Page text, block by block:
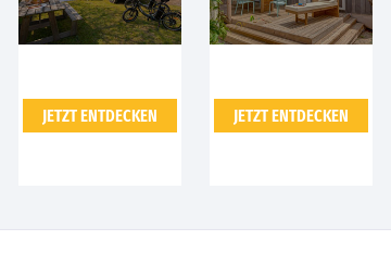
JETZT ENTDECKEN JETZT ENTDECKEN